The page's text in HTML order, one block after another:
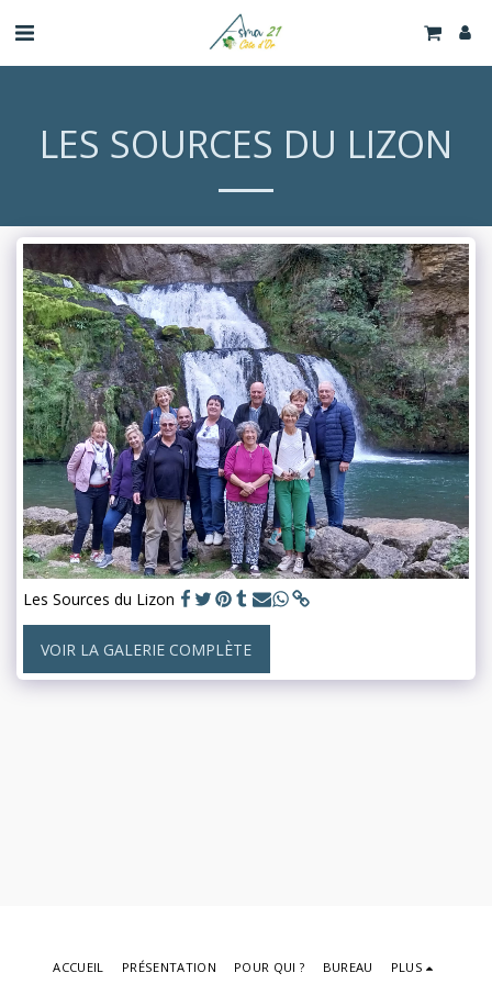
LES SOURCES DU LIZON
Les Sources du Lizon
VOIR LA GALERIE COMPLÈTE
ACCUEIL PRÉSENTATION POUR QUI ? BUREAU PLUS